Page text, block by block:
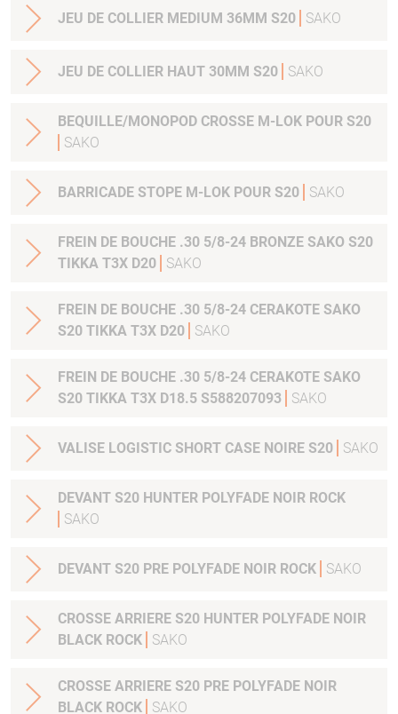
JEU DE COLLIER MEDIUM 36MM S20 SAKO
JEU DE COLLIER HAUT 30MM S20 SAKO
BEQUILLE/MONOPOD CROSSE M-LOK POUR S20
SAKO
BARRICADE STOPE M-LOK POUR S20 SAKO
FREIN DE BOUCHE .30 5/8-24 BRONZE SAKO S20
TIKKA T3X D20
SAKO
FREIN DE BOUCHE .30 5/8-24 CERAKOTE SAKO
S20 TIKKA T3X D20
SAKO
FREIN DE BOUCHE .30 5/8-24 CERAKOTE SAKO
S20 TIKKA T3X D18.5 S588207093
SAKO
VALISE LOGISTIC SHORT CASE NOIRE S20 SAKO
DEVANT S20 HUNTER POLYFADE NOIR ROCK
SAKO
DEVANT S20 PRE POLYFADE NOIR ROCK SAKO
CROSSE ARRIERE S20 HUNTER POLYFADE NOIR
BLACK ROCK
SAKO
CROSSE ARRIERE S20 PRE POLYFADE NOIR
BLACK ROCK
SAKO